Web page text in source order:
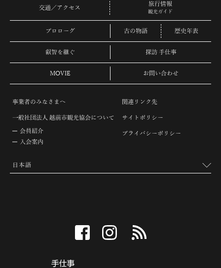
交通／アクセス
旅行情報
観光ガイド
プロローグ 古の物語 歴史年表
叡智を継ぐ 探訪 手仕事
MOVIE お問い合わせ
事業者のみなさまへ
一般社団法人 越前市観光協会について
会員紹介
入会案内
関連リンク先
サイトポリシー
プライバシーポリシー
facebook instagram